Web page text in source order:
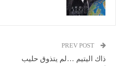
ذاك اليتيم …لم يتذوق حليب